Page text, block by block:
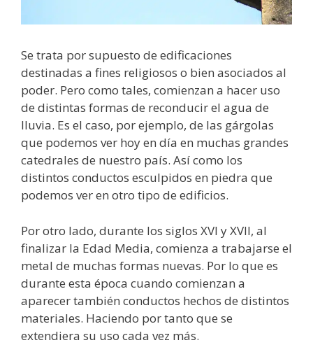
Se trata por supuesto de edificaciones
destinadas a fines religiosos o bien asociados al
poder. Pero como tales, comienzan a hacer uso
de distintas formas de reconducir el agua de
lluvia. Es el caso, por ejemplo, de las gárgolas
que podemos ver hoy en día en muchas grandes
catedrales de nuestro país. Así como los
distintos conductos esculpidos en piedra que
podemos ver en otro tipo de edificios.
Por otro lado, durante los siglos XVI y XVII, al
finalizar la Edad Media, comienza a trabajarse el
metal de muchas formas nuevas. Por lo que es
durante esta época cuando comienzan a
aparecer también conductos hechos de distintos
materiales. Haciendo por tanto que se
extendiera su uso cada vez más.